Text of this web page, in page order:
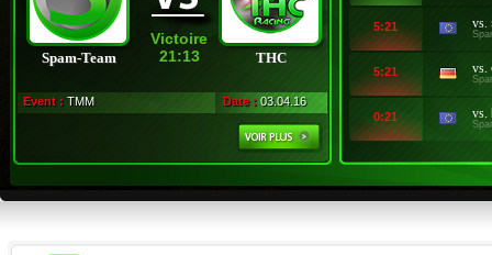
Spam-Team
Victoire
21:13
THC
Event : TMM Date : 03.04.16
5:21 vs.
5:21 vs.
0:21 vs.